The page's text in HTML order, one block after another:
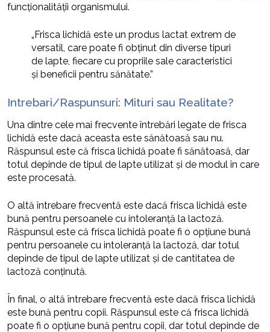
funcționalității organismului.
„Frisca lichidă este un produs lactat extrem de
versatil, care poate fi obținut din diverse tipuri
de lapte, fiecare cu propriile sale caracteristici
și beneficii pentru sănătate.”
Intrebari/Raspunsuri: Mituri sau Realitate?
Una dintre cele mai frecvente întrebări legate de frisca
lichidă este dacă aceasta este sănătoasă sau nu.
Răspunsul este că frisca lichidă poate fi sănătoasă, dar
totul depinde de tipul de lapte utilizat și de modul în care
este procesată.
O altă întrebare frecventă este dacă frisca lichidă este
bună pentru persoanele cu intoleranță la lactoză.
Răspunsul este că frisca lichidă poate fi o opțiune bună
pentru persoanele cu intoleranță la lactoză, dar totul
depinde de tipul de lapte utilizat și de cantitatea de
lactoză conținută.
În final, o altă întrebare frecventă este dacă frisca lichidă
este bună pentru copii. Răspunsul este că frisca lichidă
poate fi o opțiune bună pentru copii, dar totul depinde de